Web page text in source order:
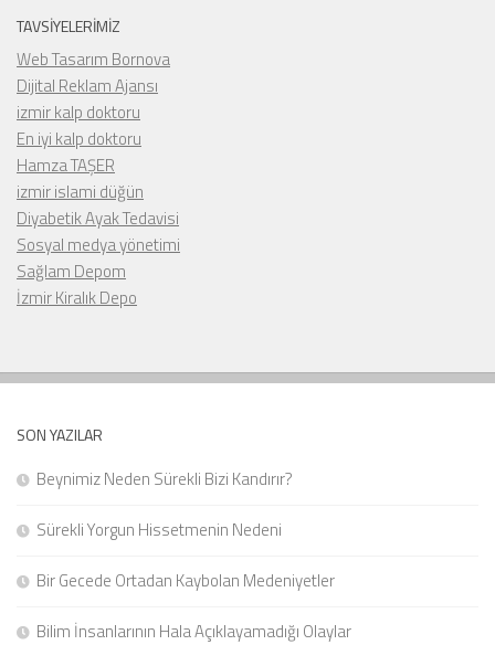
TAVSIYELERIMIZ
Web Tasarım Bornova
Dijital Reklam Ajansı
izmir kalp doktoru
En iyi kalp doktoru
Hamza TAŞER
izmir islami düğün
Diyabetik Ayak Tedavisi
Sosyal medya yönetimi
Sağlam Depom
İzmir Kiralık Depo
SON YAZILAR
Beynimiz Neden Sürekli Bizi Kandırır?
Sürekli Yorgun Hissetmenin Nedeni
Bir Gecede Ortadan Kaybolan Medeniyetler
Bilim İnsanlarının Hala Açıklayamadığı Olaylar